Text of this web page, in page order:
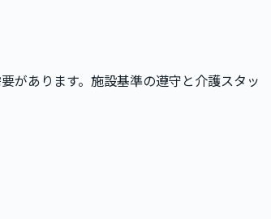
があります。施設基準の遵守と介護スタッ